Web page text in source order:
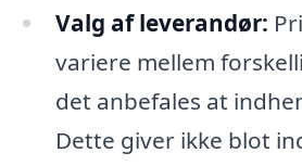
Valg af leverandør:
variere mellem
det anbefales at
Dette giver ikke blot